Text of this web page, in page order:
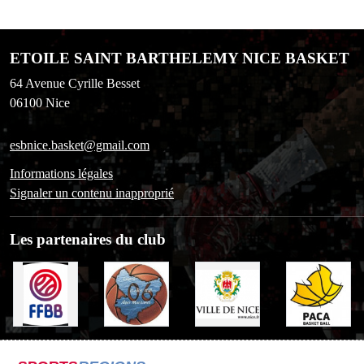
ETOILE SAINT BARTHELEMY NICE BASKET
64 Avenue Cyrille Besset
06100 Nice
esbnice.basket@gmail.com
Informations légales
Signaler un contenu inapproprié
Les partenaires du club